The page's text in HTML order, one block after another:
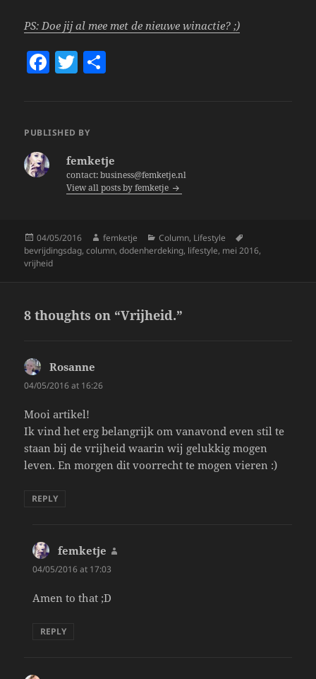
PS: Doe jij al mee met de nieuwe winactie? ;)
F
e
T
er
PUBLISHED BY
femketje
contact: business@femketje.nl
View all posts by femketje
Posted
on
04/05/2016 Author
femketje Categories
Column, Lifestyle
bevrijdingsdag,column,dodenherdeking, lifestyle, mei 2016,
vrijheid
8 thoughts on “Vrijheid.”
Rosanne
04/05/2016 at 16:26
Mooi artikel!
Ik vind het erg belangrijk om vanavond even stil te
staan bij de vrijheid waarin wij gelukkig mogen
leven. En morgen dit voorrecht te mogen vieren :)
REPLY
femketje
04/05/2016 at 17:03
Amen to that ;D
REPLY